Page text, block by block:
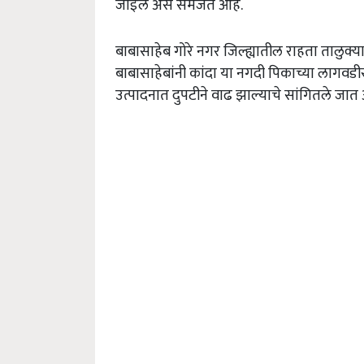
जाईल असे समजत आहे.
बाबासाहेब गोरे नगर जिल्ह्यातील राहता
बाबासाहेबांनी कांदा या नगदी पिकाच्या
उत्पादनात दुपटीने वाढ झाल्याचे सांगितले